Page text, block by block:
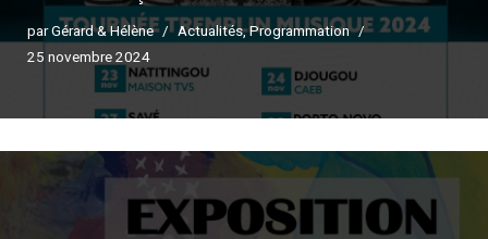
parGérard & Hélène Actualités,Programmation
25 novembre 2024